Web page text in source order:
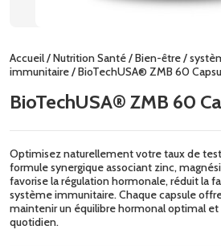
Accueil/Nutrition Santé/Bien-être/
immunitaire/ BioTechUSA® ZMB 60
BioTechUSA® ZMB 60
Optimisez naturellement votre taux de
formule synergique associant zinc,
favorise la régulation hormonale, réduit la
système immunitaire. Chaque capsule
maintenir un équilibre hormonal optimal
quotidien.